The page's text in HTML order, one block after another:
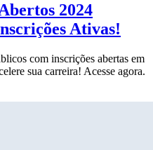
2024
Ativas!
com inscrições abertas em
sua carreira! Acesse agora.